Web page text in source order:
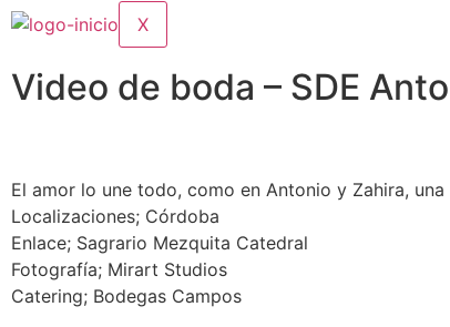
X
Video de boda – SDE
El amor lo une todo, como en Antonio y Zahira,
Localizaciones; Córdoba
Enlace; Sagrario Mezquita Catedral
Fotografía; Mirart Studios
Catering; Bodegas Campos